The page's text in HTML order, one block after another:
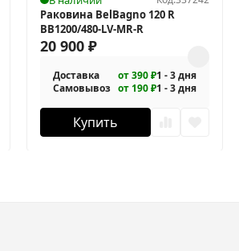
Раковина BelBagno 120 R
BB1200/480-LV-MR-R
20 900₽
Доставка от 390 ₽1 - 3 дня
Самовывоз от 190 ₽1 - 3 дня
Купить